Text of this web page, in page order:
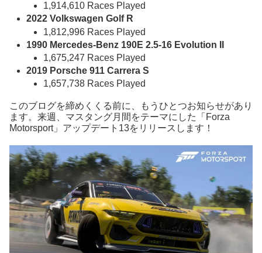
1,914,610 Races Played
2022 Volkswagen Golf R
1,812,996 Races Played
1990 Mercedes-Benz 190E 2.5-16 Evolution II
1,675,247 Races Played
2019 Porsche 911 Carrera S
1,657,738 Races Played
このブログを締めくくる前に、もうひとつお知らせがあり
ます。来週、マスタング月間をテーマにした「Forza
Motorsport」アップデート13をリリースします！